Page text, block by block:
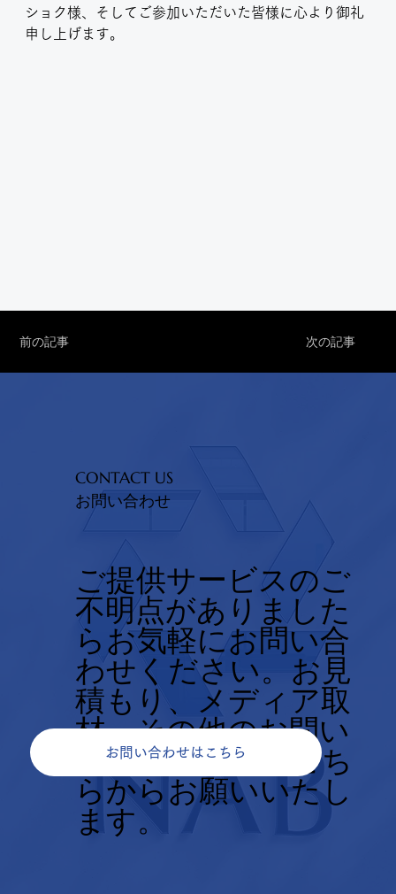
ショク様、そしてご参加いただいた皆様に心より御礼
申し上げます。
前の記事 次の記事
CONTACT US
お問い合わせ
ご提供サービスのご
不明点がありました
らお気軽にお問い合
わせください。お見
積もり、メディア取
材、その他のお問い
合せについてもこち
らからお願いいたし
ます。
お問い合わせはこちら